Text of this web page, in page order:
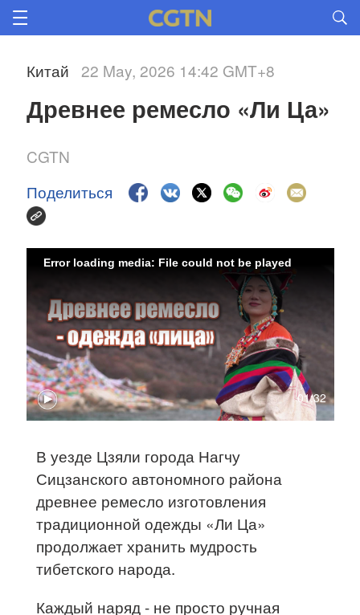
Китай 22 May, 2026 14:42 GMT+8
CGTN
Поделиться
01:32
Error loading media: File could not be played
В уезде Цзяли города Нагчу
Сицзанского автономного района
древнее ремесло изготовления
традиционной одежды «Ли Ца»
продолжает хранить мудрость
тибетского народа.
Каждый наряд - не просто ручная